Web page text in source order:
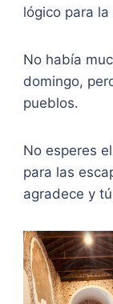
lógico para
No había
domingo,
pueblos.
No esperes
para las
agradece y